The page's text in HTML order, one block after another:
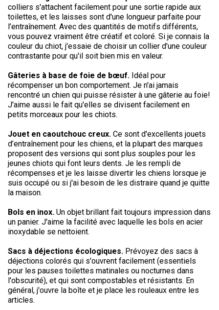
Berger anglais
Berger polonais de plaine
Berger portugais
Puli
Schapendoes néerlandais
Berger Shetland
Chien d’eau espagnol
Vallhund suédois
Corgi gallois (Cardigan)
Corgi gallois (Pembroke)
Pumi
Chien Ibizan
Lévrier irlandais
Norrbottenspets
Elkhound norvégien
Lundehund norvégien
Otterhound
Petit basset griffon vendéen
Pharaoh Hound
Rhodesian ridgeback
Lévrier persan
Shikoku
Terrier tibétain
Xoloitzcuintli (moyen)
Xoloïtzcuintli (standard)
Setter irlandais
Épagneul cocker américain
Épagneul d’eau américain
Épagneul bleu de Picardie
Épagneul breton
Épagneul Clumber
Épagneul cocker anglais
Épagneul springer anglais
Épagneul des champs
Épagneul français
Épagneul d’eau irlandais
Terrier de Norwich
Terrier du révérend Russell
Terrier chasseur de rat
Terrier Russell
Schnauzer (nain)
Terrier écossais
Terrier Sealyham
Terrier Skye
Terrier wheaten à poil doux
Bull terrier du Staffordshire
Terrier gallois
Caniche (nain)
Carlin
Petit chien russe
Terrier à poil soyeux
Fox terrier miniature
Terrier de Manchester nain
Xoloitzcuintli (nain)
Terrier du Yorkshire
Grand bouvier suisse
Chien du Groenland
Hovawart
Chien d’ours de Carélie
Komondor
Kuvasz
Leonberger
Mastiff
Mâtin napolitain
Terre-Neuve
Chien d’eau portugais
Top Dogs
colliers s'attachent facilement pour une sortie rapide aux
toilettes, et les laisses sont d'une longueur parfaite pour
l’entraînement. Avec des quantités de motifs différents,
vous pouvez vraiment être créatif et coloré. Si je connais la
couleur du chiot, j'essaie de choisir un collier d'une couleur
contrastante pour qu'il soit bien mis en valeur.
Gâteries à base de foie de bœuf. Idéal pour
récompenser un bon comportement. Je n'ai jamais
rencontré un chien qui puisse résister à une gâterie au foie!
J'aime aussi le fait qu'elles se divisent facilement en
petits morceaux pour les chiots.
Jouet en caoutchouc creux. Ce sont d'excellents jouets
d’entraînement pour les chiens, et la plupart des marques
proposent des versions qui sont plus souples pour les
jeunes chiots qui font leurs dents. Je les rempli de
récompenses et je les laisse divertir les chiens lorsque je
suis occupé ou si j'ai besoin de les distraire quand je quitte
la maison.
Bols en inox. Un objet brillant fait toujours impression dans
un panier. J'aime la facilité avec laquelle les bols en acier
inoxydable se nettoient.
Sacs à déjections écologiques. Prévoyez des sacs à
déjections colorés qui s'ouvrent facilement (essentiels
pour les pauses toilettes matinales ou nocturnes dans
l'obscurité), et qui sont compostables et résistants. En
général, j'ouvre la boîte et je place les rouleaux entre les
articles.